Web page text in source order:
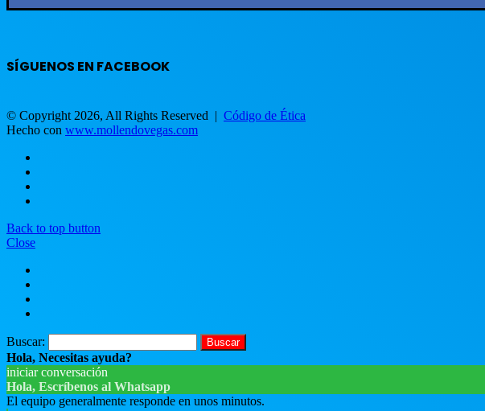
SÍGUENOS EN FACEBOOK
© Copyright 2026, All Rights Reserved | Código de Ética
Hecho con www.mollendovegas.com
Back to top button
Close
Buscar:
Hola, Necesitas ayuda?
iniciar conversación
Hola, Escríbenos al Whatsapp
El equipo generalmente responde en unos minutos.